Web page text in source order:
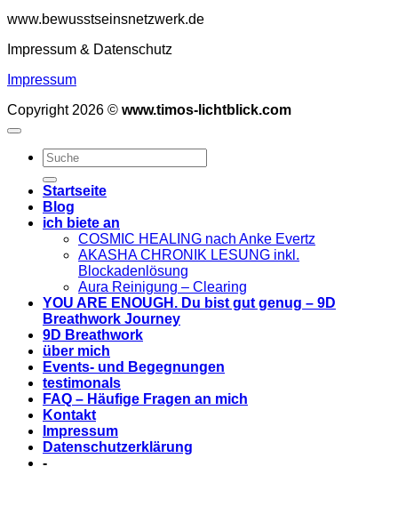
www.bewusstseinsnetzwerk.de
Impressum & Datenschutz
Impressum
Copyright 2026 © www.timos-lichtblick.com
Startseite
Blog
ich biete an
COSMIC HEALING nach Anke Evertz
AKASHA CHRONIK LESUNG inkl.
Blockadenlösung
Aura Reinigung – Clearing
YOU ARE ENOUGH. Du bist gut genug – 9D
Breathwork Journey
9D Breathwork
über mich
Events- und Begegnungen
testimonals
FAQ – Häufige Fragen an mich
Kontakt
Impressum
Datenschutzerklärung
-